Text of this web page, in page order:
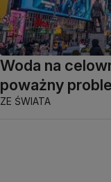
Woda na
poważny
ZE ŚWIATA